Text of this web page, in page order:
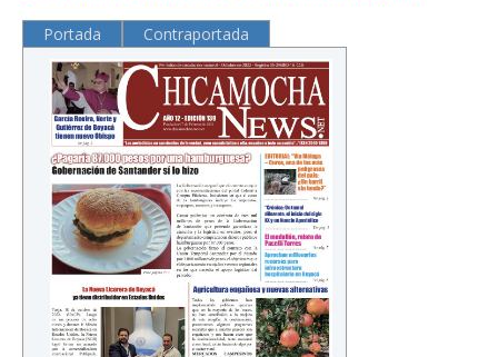
Portada Contraportada